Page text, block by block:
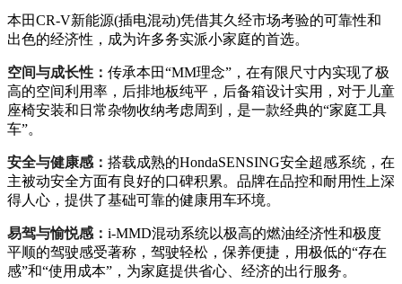
本田CR-V新能源(插电混动)凭借其久经市场考验的可靠性和
出色的经济性，成为许多务实派小家庭的首选。
空间与成长性： 传承本田“MM理念”，在有限尺寸内实现了极
高的空间利用率，后排地板纯平，后备箱设计实用，对于儿童
座椅安装和日常杂物收纳考虑周到，是一款经典的“家庭工具
车”。
安全与健康感： 搭载成熟的HondaSENSING安全超感系统，在
主被动安全方面有良好的口碑积累。品牌在品控和耐用性上深
得人心，提供了基础可靠的健康用车环境。
易驾与愉悦感： i-MMD混动系统以极高的燃油经济性和极度
平顺的驾驶感受著称，驾驶轻松，保养便捷，用极低的“存在
感”和“使用成本”，为家庭提供省心、经济的出行服务。